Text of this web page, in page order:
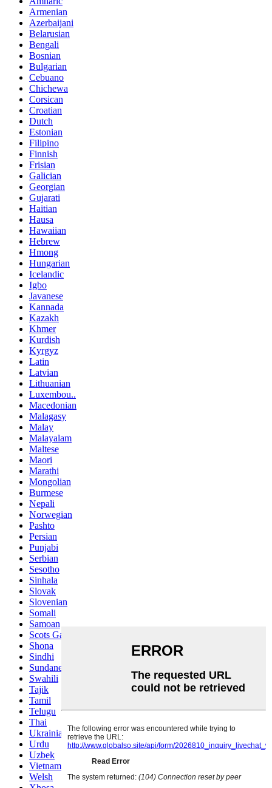
Armenian
Azerbaijani
Belarusian
Bengali
Bosnian
Bulgarian
Cebuano
Chichewa
Corsican
Croatian
Dutch
Estonian
Filipino
Finnish
Frisian
Galician
Georgian
Gujarati
Haitian
Hausa
Hawaiian
Hebrew
Hmong
Hungarian
Icelandic
Igbo
Javanese
Kannada
Kazakh
Khmer
Kurdish
Kyrgyz
Latin
Latvian
Lithuanian
Luxembou..
Macedonian
Malagasy
Malay
Malayalam
Maltese
Maori
Marathi
Mongolian
Burmese
Nepali
Norwegian
Pashto
Persian
Punjabi
Serbian
Sesotho
Sinhala
Slovak
Slovenian
Somali
Samoan
Scots Gaelic
Shona
Sindhi
Sundanese
Swahili
Tajik
Tamil
Telugu
Thai
Ukrainian
Urdu
Uzbek
Vietnamese
Welsh